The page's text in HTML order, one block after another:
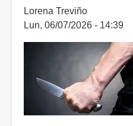
de
14
años
participaba
de
una
riña
Lorena Treviño
Lun, 06/07/2026 - 14:39